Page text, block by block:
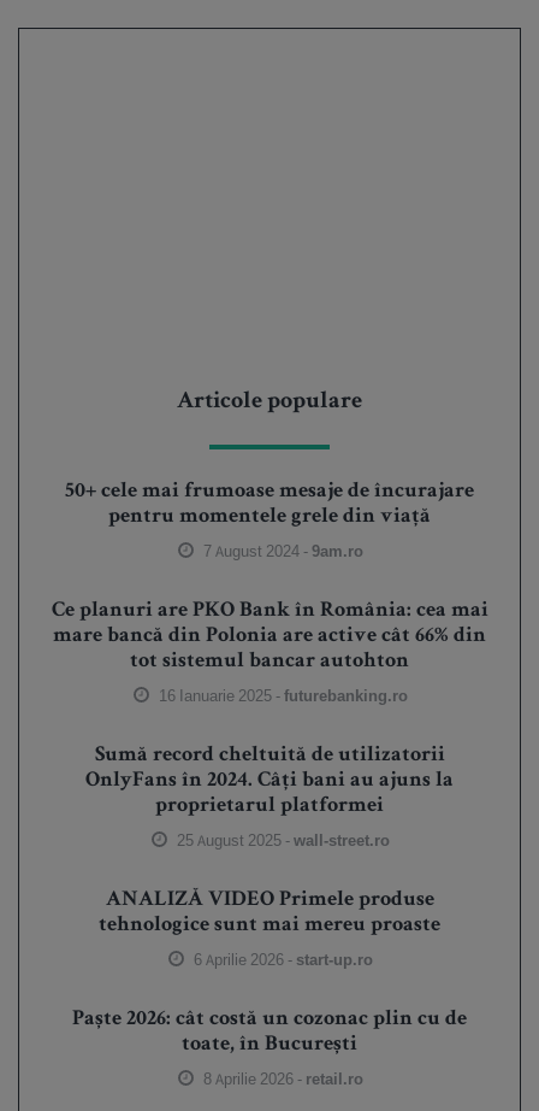
Articole populare
50+ cele mai frumoase mesaje de încurajare
pentru momentele grele din viață
7 August 2024 -9am.ro
Ce planuri are PKO Bank în România: cea mai
mare bancă din Polonia are active cât 66% din
tot sistemul bancar autohton
16 Ianuarie 2025 -futurebanking.ro
Sumă record cheltuită de utilizatorii
OnlyFans în 2024. Câți bani au ajuns la
proprietarul platformei
25 August 2025 -wall-street.ro
ANALIZĂ VIDEO Primele produse
tehnologice sunt mai mereu proaste
6 Aprilie 2026 - start-up.ro
Paște 2026: cât costă un cozonac plin cu de
toate, în București
8 Aprilie 2026 - retail.ro